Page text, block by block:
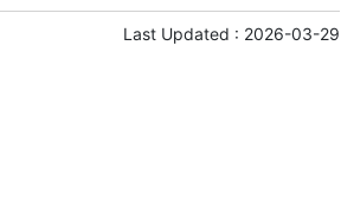
Last Updated : 2026-03-29